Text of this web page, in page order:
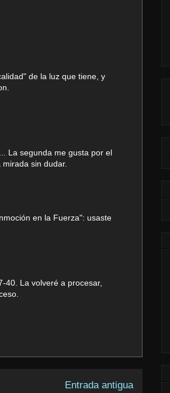
de la luz que tiene, y
La segunda me gusta por el
sin dudar.
en la Fuerza": usaste
40. La volveré a procesar,
Entrada antigua